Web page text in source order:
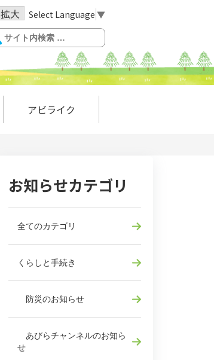
拡大 Select Language ▼
アビライク
お知らせカテゴリ
全てのカテゴリ
くらしと手続き
防災のお知らせ
あびらチャンネルのお知ら
せ